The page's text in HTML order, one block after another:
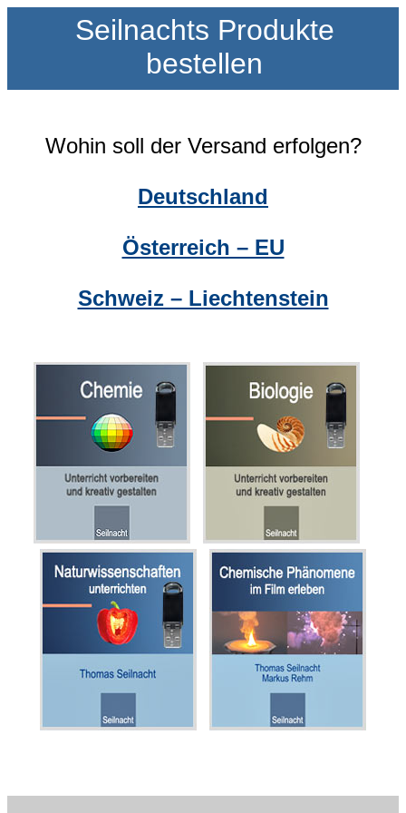
Seilnachts Produkte
bestellen
Wohin soll der Versand erfolgen?
Deutschland
Österreich – EU
Schweiz – Liechtenstein